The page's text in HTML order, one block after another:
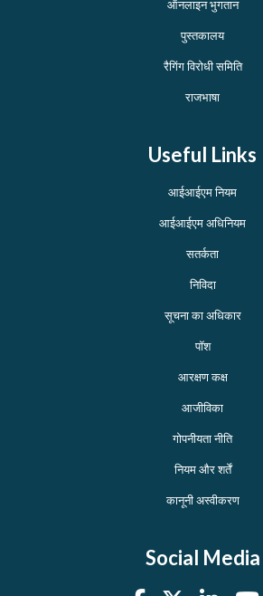
ऑनलाइन भुगतान
पुस्तकालय
रैगिंग विरोधी समिति
राजभाषा
Useful Links
आईआईएम नियम
आईआईएम अधिनियम
सतर्कता
निविदा
सूचना का अधिकार
पॉश
आरक्षण कक्ष
आजीविका
गोपनीयता नीति
नियम और शर्तें
कानूनी अस्वीकरण
Social Media